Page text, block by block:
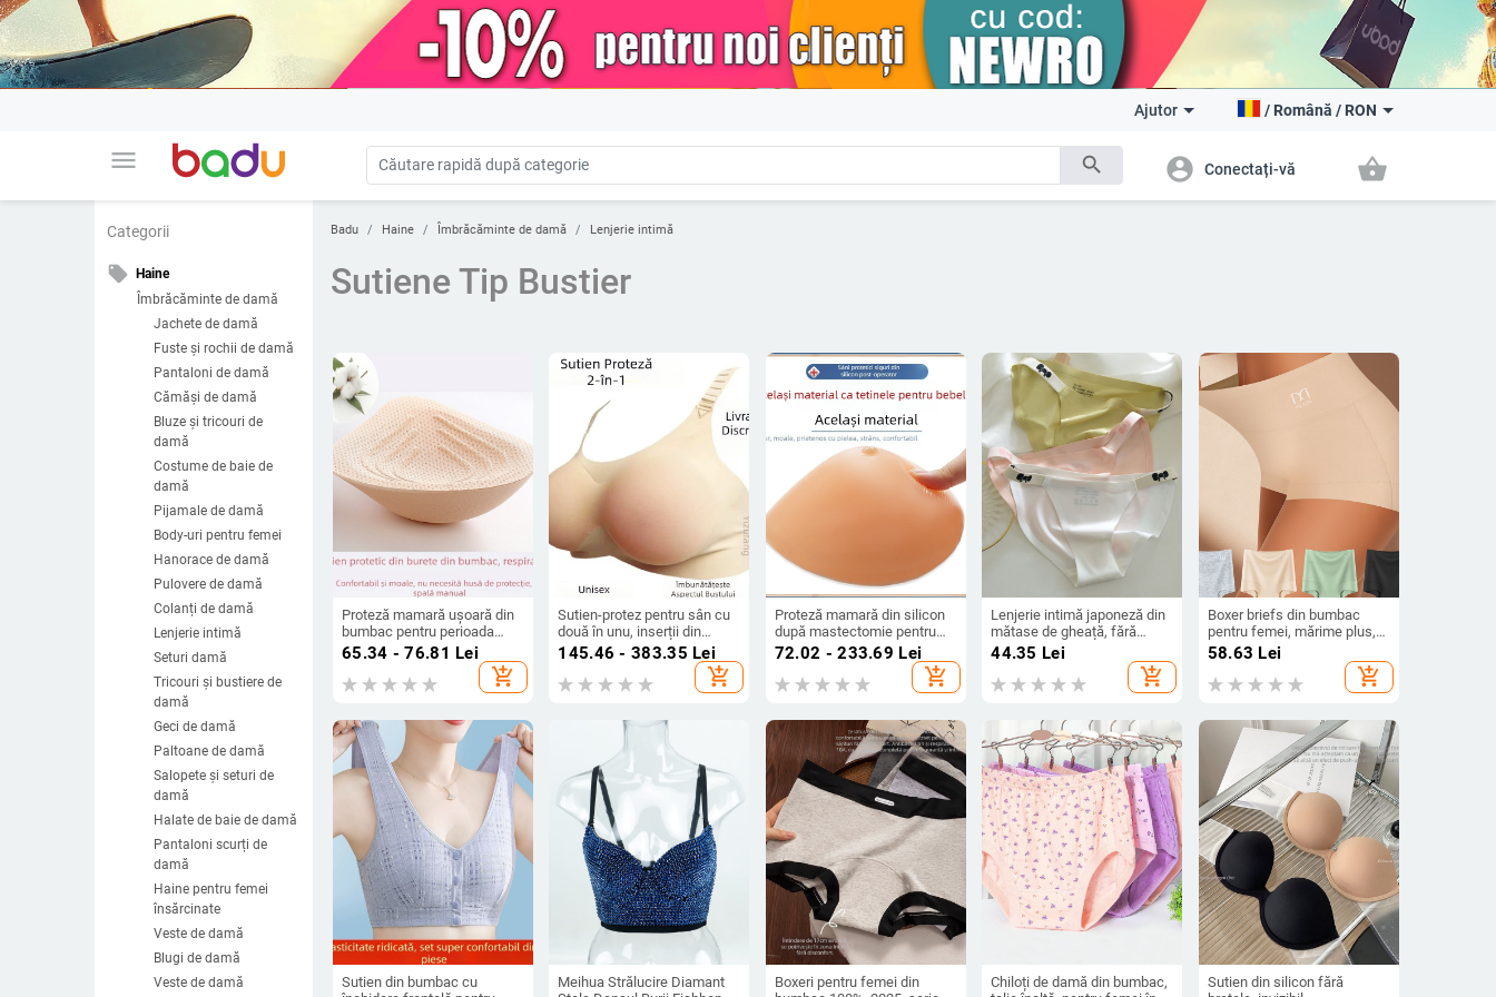
menu search
Ajutor / Română / RON
account_circle Conectați-vă shopping_basket
Categorii
local_offer
Haine
Îmbrăcăminte de damă
Jachete de damă
Fuste și rochii de damă
Pantaloni de damă
Cămăși de damă
Bluze și tricouri de
damă
Costume de baie de
damă
Pijamale de damă
Body-uri pentru femei
Hanorace de damă
Pulovere de damă
Colanți de damă
Lenjerie intimă
Seturi damă
Tricouri și bustiere de
damă
Geci de damă
Paltoane de damă
Salopete și seturi de
damă
Halate de baie de damă
Pantaloni scurți de
damă
Haine pentru femei
însărcinate
Veste de damă
Blugi de damă
Veste de damă
Badu Haine Îmbrăcăminte de damă Lenjerie intimă
Sutiene Tip Bustier
Proteză mamară ușoară din
bumbac pentru perioada
inițială post-mastectomie,
pernă din burete lavabilă la
mâna, potrivită pentru înot.
65.34 - 76.81 Lei
add_shopping_cart
Sutien-protez pentru sân cu
două în unu, inserții din
silicon realiste pentru cross-
145.46 - 383.35 Lei
add_shopping_cart
Proteză mamară din silicon
după mastectomie pentru
femei, inserție pentru sutien
72.02 - 233.69 Lei
add_shopping_cart
Lenjerie intimă japoneză din
mătase de gheață, fără
urme, pentru femei, sexy, cu
bomboane de dud din
mătase, chiloți cu talie joasă
44.35 Lei
add_shopping_cart
Boxer briefs din bumbac
pentru femei, mărime plus,
talie înaltă, culoare solidă,
respirante și confortabile,
fără transparență
58.63 Lei
add_shopping_cart
Sutien din bumbac cu
Meihua Strălucire Diamant
Boxeri pentru femei din
Chiloți de damă din bumbac,
Sutien din silicon fără